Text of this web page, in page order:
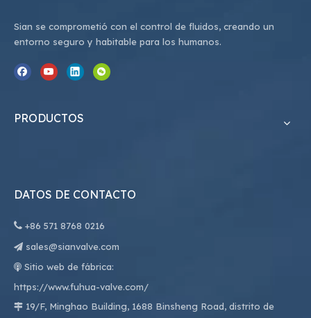
Sian se comprometió con el control de fluidos, creando un
entorno seguro y habitable para los humanos.
PRODUCTOS
DATOS DE CONTACTO
 +86 571 8768 0216
 sales@sianvalve.com
 Sitio web de fábrica:
https://www.fuhua-valve.com/
 19/F, Minghao Building, 1688 Binsheng Road, distrito de